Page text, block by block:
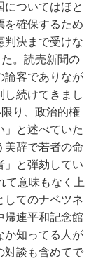
についてはほと
を確保するため
判決まで受けな
。読売新聞の
論客でありなが
し続けてきまし
り、政治的権
」と述べていた
美辞で若者の命
」と弾劾してい
て意味もなく上
してのナベツネ
帰連平和記念館
か知ってる人が
対談も含めてで